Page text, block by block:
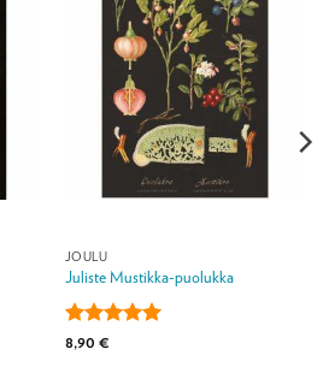
JOULU
Juliste Mustikka-puolukka
Arvostelu
8,90 €